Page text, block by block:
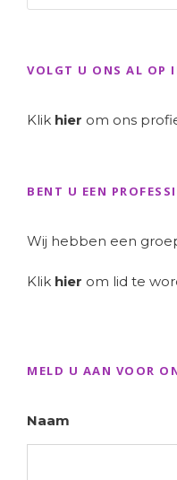
VOLGT U ONS AL OP
Klik hier om ons
BENT U EEN
Wij hebben een
Klik hier om lid te
MELD U AAN VOOR
Naam